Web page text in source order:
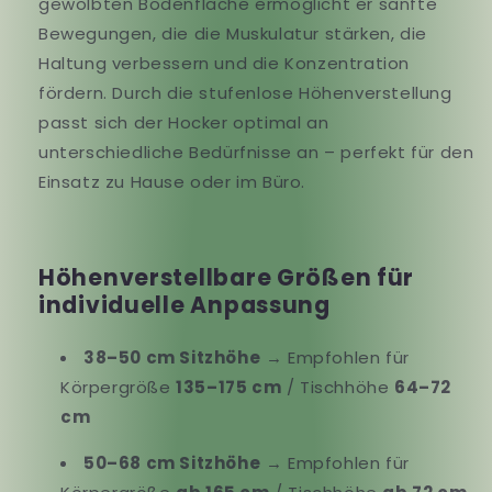
Bewegungen, die die Muskulatur stärken, die
Haltung verbessern und die Konzentration
fördern. Durch die stufenlose Höhenverstellung
passt sich der Hocker optimal an
unterschiedliche Bedürfnisse an – perfekt für den
Einsatz zu Hause oder im Büro.
Höhenverstellbare Größen für
individuelle Anpassung
38–50 cm Sitzhöhe → Empfohlen für
Körpergröße135–175 cm / Tischhöhe 64–72
cm
50–68 cm Sitzhöhe → Empfohlen für